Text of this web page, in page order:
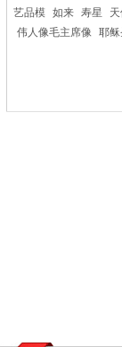
艺品模 如来 寿星
伟人像毛主席像 耶